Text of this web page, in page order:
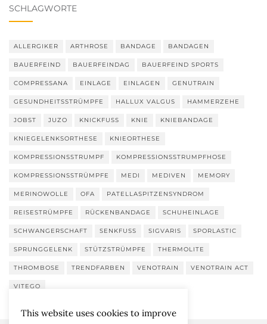
SCHLAGWORTE
ALLERGIKER ARTHROSE BANDAGE BANDAGEN
BAUERFEIND BAUERFEINDAG BAUERFEIND SPORTS
COMPRESSANA EINLAGE EINLAGEN GENUTRAIN
GESUNDHEITSSTRÜMPFE HALLUX VALGUS HAMMERZEHE
JOBST JUZO KNICKFUSS KNIE KNIEBANDAGE
KNIEGELENKSORTHESE KNIEORTHESE
KOMPRESSIONSSTRUMPF KOMPRESSIONSSTRUMPFHOSE
KOMPRESSIONSSTRÜMPFE MEDI MEDIVEN MEMORY
MERINOWOLLE OFA PATELLASPITZENSYNDROM
REISESTRÜMPFE RÜCKENBANDAGE SCHUHEINLAGE
SCHWANGERSCHAFT SENKFUSS SIGVARIS SPORLASTIC
SPRUNGGELENK STÜTZSTRÜMPFE THERMOLITE
THROMBOSE TRENDFARBEN VENOTRAIN VENOTRAIN ACT
VITEGO
This website uses cookies to improve